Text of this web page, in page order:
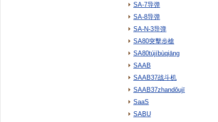
SA-7导弹
SA-8导弹
SA-N-3导弹
SA80突擊步槍
SA80tújíbùqiāng
SAAB
SAAB37战斗机
SAAB37zhandǒujī
SaaS
SABU